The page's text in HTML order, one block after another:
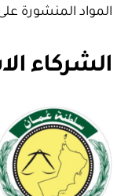
المواد المنشورة
الشركاء